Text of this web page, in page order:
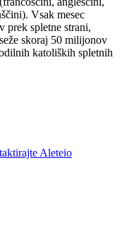
Vsak mesec
prek spletne strani,
skoraj 50 milijonov
katoliških spletnih
Aleteio